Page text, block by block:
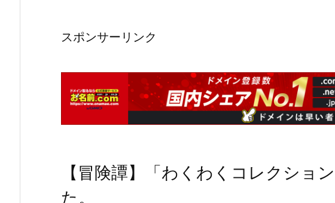
スポンサーリンク
【冒険譚】「わくわくコレクショ
た。